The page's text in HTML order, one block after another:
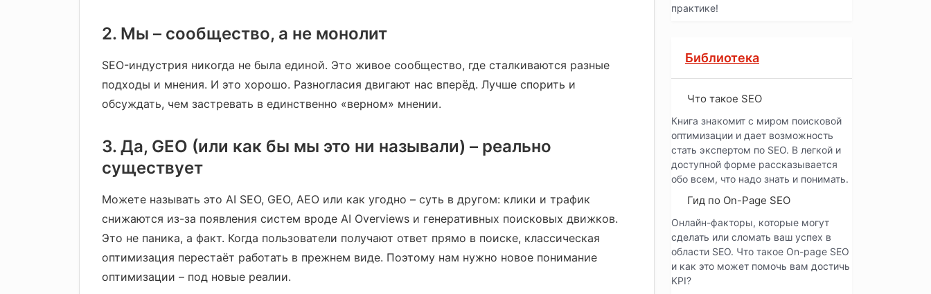
2. Мы – сообщество, а не монолит
SEO-индустрия никогда не была единой. Это живое сообщество, где сталкиваются разные
подходы и мнения. И это хорошо. Разногласия двигают нас вперёд. Лучше спорить и
обсуждать, чем застревать в единственно «верном» мнении.
3. Да, GEO (или как бы мы это ни называли) – реально
существует
Можете называть это AI SEO, GEO, AEO или как угодно – суть в другом: клики и трафик
снижаются из-за появления систем вроде AI Overviews и генеративных поисковых движков.
Это не паника, а факт. Когда пользователи получают ответ прямо в поиске, классическая
оптимизация перестаёт работать в прежнем виде. Поэтому нам нужно новое понимание
оптимизации – под новые реалии.
практике!
Библиотека
Что такое SEO
Книга знакомит с миром поисковой
оптимизации и дает возможность
стать экспертом по SEO. В легкой и
доступной форме рассказывается
обо всем, что надо знать и понимать.
Гид по On-Page SEO
Онлайн-факторы, которые могут
сделать или сломать ваш успех в
области SEO. Что такое On-page SEO
и как это может помочь вам достичь
KPI?